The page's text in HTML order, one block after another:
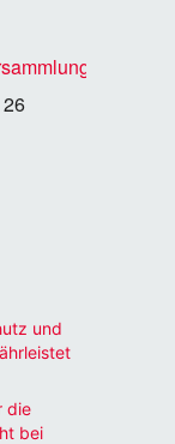
und
die
bei